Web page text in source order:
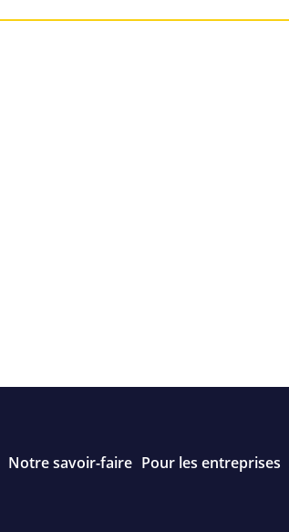
Notre savoir-faire Pour les entreprises